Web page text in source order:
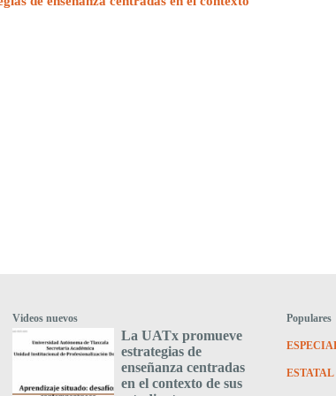
Videos nuevos
La UATx promueve
estrategias de
enseñanza centradas
en el contexto de sus
Populares
ESTATAL